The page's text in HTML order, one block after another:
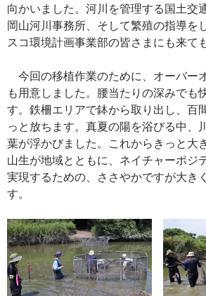
向かいました。河川を管理する国土交
岡山河川事務所、そして繁殖の指導を
スコ環境計画事業部の皆さまにも来て
今回の移植作業のために、オーバー
も用意しました。腰当たりの深みでも
す。鉄柵エリアで鉢から取り出し、百
っと放ちます。真夏の陽を浴びる中、
葉が浮かびました。これからきっと大
山生が地域とともに、ネイチャーポジ
実現するための、ささやかですが大き
す。